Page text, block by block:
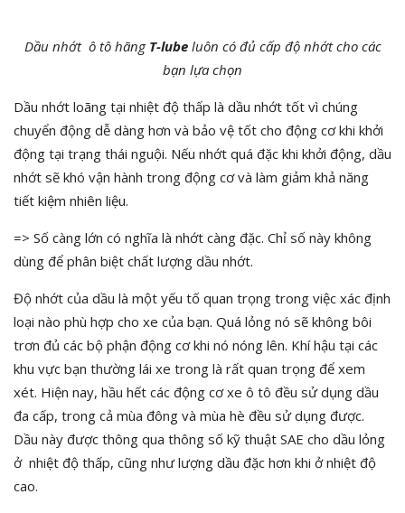
Dầu nhớt ô tô hãng T-lube luôn có đủ cấp độ nhớt cho các
bạn lựa chọn
Dầu nhớt loãng tại nhiệt độ thấp là dầu nhớt tốt vì chúng
chuyển động dễ dàng hơn và bảo vệ tốt cho động cơ khi khởi
động tại trạng thái nguội. Nếu nhớt quá đặc khi khởi động, dầu
nhớt sẽ khó vận hành trong động cơ và làm giảm khả năng
tiết kiệm nhiên liệu.
=> Số càng lớn có nghĩa là nhớt càng đặc. Chỉ số này không
dùng để phân biệt chất lượng dầu nhớt.
Độ nhớt của dầu là một yếu tố quan trọng trong việc xác định
loại nào phù hợp cho xe của bạn. Quá lỏng nó sẽ không bôi
trơn đủ các bộ phận động cơ khi nó nóng lên. Khí hậu tại các
khu vực bạn thường lái xe trong là rất quan trọng để xem
xét. Hiện nay, hầu hết các động cơ xe ô tô đều sử dụng dầu
đa cấp, trong cả mùa đông và mùa hè đều sử dụng được.
Dầu này được thông qua thông số kỹ thuật SAE cho dầu lỏng
ở nhiệt độ thấp, cũng như lượng dầu đặc hơn khi ở nhiệt độ
cao.